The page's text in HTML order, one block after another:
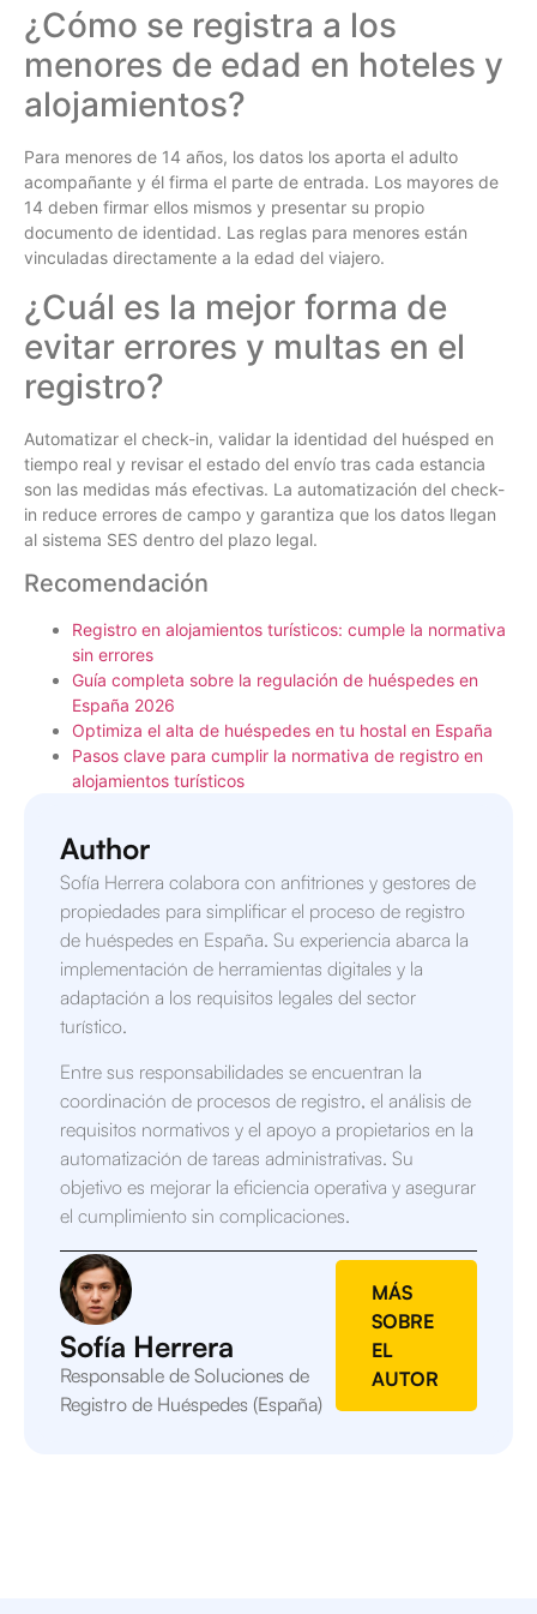
¿Cómo se registra a los
menores de edad en hoteles y
alojamientos?
Para menores de 14 años, los datos los aporta el adulto
acompañante y él firma el parte de entrada. Los mayores de
14 deben firmar ellos mismos y presentar su propio
documento de identidad. Las reglas para menores están
vinculadas directamente a la edad del viajero.
¿Cuál es la mejor forma de
evitar errores y multas en el
registro?
Automatizar el check-in, validar la identidad del huésped en
tiempo real y revisar el estado del envío tras cada estancia
son las medidas más efectivas. La automatización del check-
in reduce errores de campo y garantiza que los datos llegan
al sistema SES dentro del plazo legal.
Recomendación
Registro en alojamientos turísticos: cumple la normativa
sin errores
Guía completa sobre la regulación de huéspedes en
España 2026
Optimiza el alta de huéspedes en tu hostal en España
Pasos clave para cumplir la normativa de registro en
alojamientos turísticos
Author
Sofía Herrera colabora con anfitriones y gestores de
propiedades para simplificar el proceso de registro
de huéspedes en España. Su experiencia abarca la
implementación de herramientas digitales y la
adaptación a los requisitos legales del sector
turístico.
Entre sus responsabilidades se encuentran la
coordinación de procesos de registro, el análisis de
requisitos normativos y el apoyo a propietarios en la
automatización de tareas administrativas. Su
objetivo es mejorar la eficiencia operativa y asegurar
el cumplimiento sin complicaciones.
Sofía Herrera
Responsable de Soluciones de
Registro de Huéspedes (España)
MÁS
SOBRE
EL
AUTOR